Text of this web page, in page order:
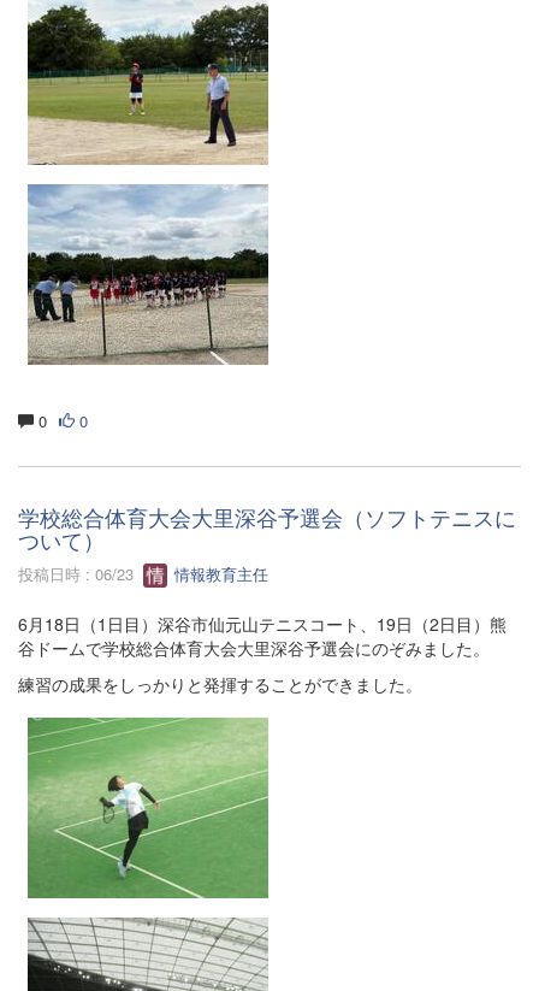
0 0
学校総合体育大会大里深谷予選会（ソフトテニスに
ついて）
投稿日時 : 06/23 情報教育主任
6月18日（1日目）深谷市仙元山テニスコート、19日（2日目）熊
谷ドームで学校総合体育大会大里深谷予選会にのぞみました。
練習の成果をしっかりと発揮することができました。